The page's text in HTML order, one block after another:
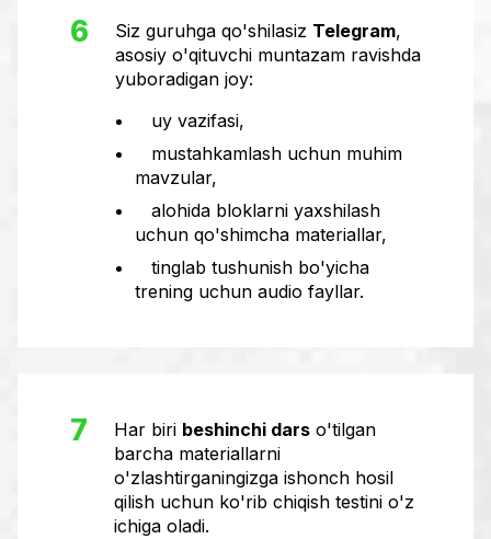
6 Siz guruhga qo'shilasiz Telegram,
asosiy o'qituvchi muntazam ravishda
yuboradigan joy:
uy vazifasi,
mustahkamlash uchun muhim
mavzular,
alohida bloklarni yaxshilash
uchun qo'shimcha materiallar,
tinglab tushunish bo'yicha
trening uchun audio fayllar.
7 Har biri beshinchi dars o'tilgan
barcha materiallarni
o'zlashtirganingizga ishonch hosil
qilish uchun ko'rib chiqish testini o'z
ichiga oladi.